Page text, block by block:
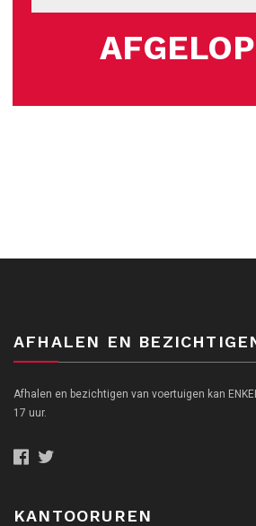
AFHALEN EN
Afhalen en bezichtigen van voertuigen kan
17 uur.
KANTOORUREN